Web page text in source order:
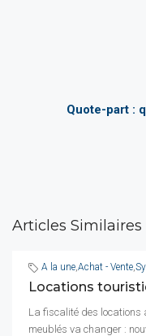
Quote-part :
Articles Similaires
A la une,Achat - Vente,
Locations
La fiscalité des locations
meublés va changer :